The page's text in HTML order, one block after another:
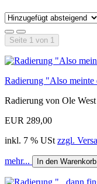
Seite 1 von 1
Radierung "Also meinte
Radierung von Ole
EUR 289,00
inkl. 7 % USt zzgl.
mehr... In den Warenkorb